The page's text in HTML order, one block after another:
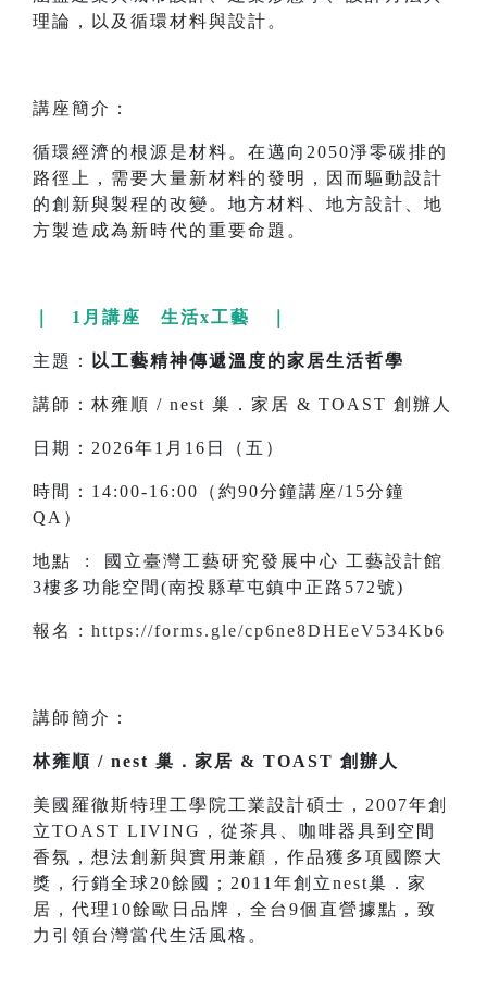
理論，以及循環材料與設計。
講座簡介：
循環經濟的根源是材料。在邁向2050淨零碳排的
路徑上，需要大量新材料的發明，因而驅動設計
的創新與製程的改變。地方材料、地方設計、地
方製造成為新時代的重要命題。
｜ 1月講座 生活x工藝 ｜
主題： 以工藝精神傳遞溫度的家居生活哲學
講師：林雍順 / nest 巢．家居 & TOAST 創辦人
日期：2026年1月16日（五）
時間：14:00-16:00（約90分鐘講座/15分鐘
QA）
地點 : 國立臺灣工藝研究發展中心 工藝設計館
3樓多功能空間(南投縣草屯鎮中正路572號)
報名 : https://forms.gle/cp6ne8DHEeV534Kb6
講師簡介：
林雍順 / nest 巢．家居 & TOAST 創辦人
美國羅徹斯特理工學院工業設計碩士，2007年創
立TOAST LIVING，從茶具、咖啡器具到空間
香氛，想法創新與實用兼顧，作品獲多項國際大
獎，行銷全球20餘國；2011年創立nest巢．家
居，代理10餘歐日品牌，全台9個直營據點，致
力引領台灣當代生活風格。